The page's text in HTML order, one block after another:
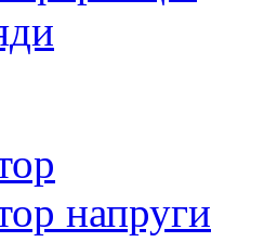
напруги